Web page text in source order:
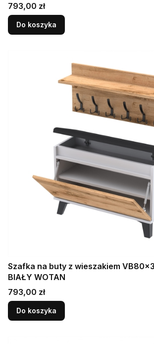
Cena
793,00 zł
Do koszyka
Szafka na buty z wieszakiem
BIAŁY WOTAN
Cena
793,00 zł
Do koszyka